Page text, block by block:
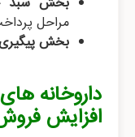
مراحل
بخش
داروخانه
افزایش